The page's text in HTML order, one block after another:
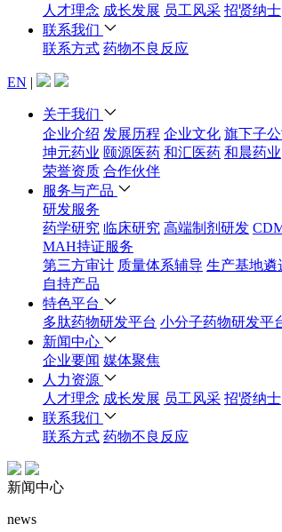
人才理念 成长发展 员工风采 招贤纳士
联系我们
联系方式 药物不良反应
EN |
关于我们
企业介绍 发展历程 企业文化 旗下子公
坤元药业 颐源医药 和汇医药 和晨药业
荣誉资质 合作伙伴
服务与产品
研发服务
药学研究 临床研究 高端制剂研发
MAH持证服务
第三方审计 质量体系辅导 生产基地遴
自持产品
特色平台
多肽药物研发平台 小分子药物研发平
新闻中心
企业要闻 媒体聚焦
人力资源
人才理念 成长发展 员工风采 招贤纳士
联系我们
联系方式 药物不良反应
新闻中心
news